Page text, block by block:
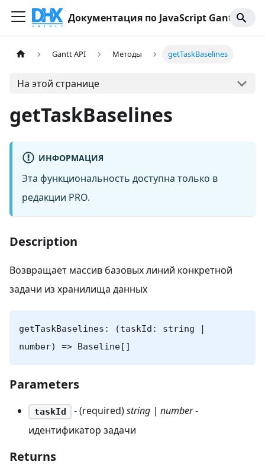
Документация по JavaScript Gantt
Gantt API Методы getTaskBaselines
На этой странице
getTaskBaselines
ИНФОРМАЦИЯ
Эта функциональность доступна только в
редакции PRO.
Description
Возвращает массив базовых линий конкретной
задачи из хранилища данных
getTaskBaselines: (taskId: string |
number) => Baseline[]
Parameters
taskId - (required)string | number-
идентификатор задачи
Returns